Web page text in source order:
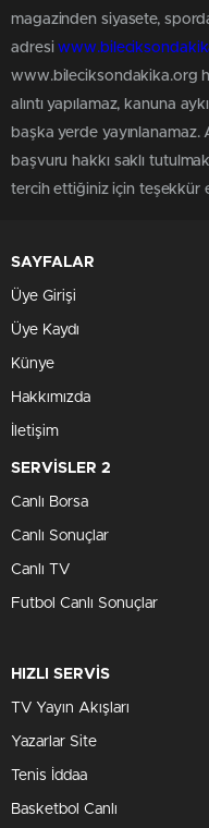
magazinden siyasete,
adresi
www.bileciksondakika.org
alıntı yapılamaz, kanuna
başka yerde yayınlanamaz.
başvuru hakkı saklı
tercih ettiğiniz için teşekkür
SAYFALAR
Üye Girişi
Üye Kaydı
Künye
Hakkımızda
İletişim
SERVİSLER 2
Canlı Borsa
Canlı Sonuçlar
Canlı TV
Futbol Canlı Sonuçlar
HIZLI SERVİS
TV Yayın Akışları
Yazarlar Site
Tenis İddaa
Basketbol Canlı